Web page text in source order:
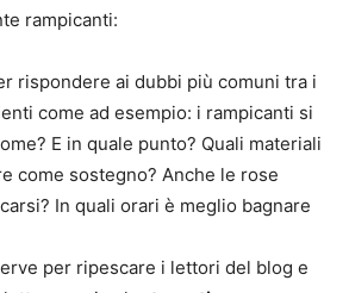
rampicanti:
rispondere ai dubbi più comuni tra i
come ad esempio: i rampicanti si
E in quale punto? Quali materiali
come sostegno? Anche le rose
In quali orari è meglio bagnare
per ripescare i lettori del blog e